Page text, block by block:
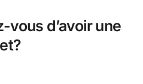
vous d’avoir une